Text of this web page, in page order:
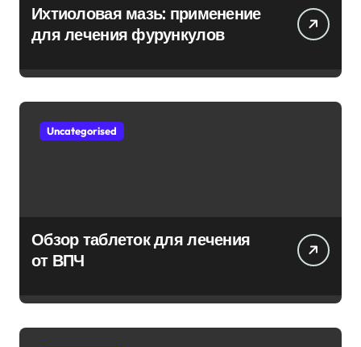
Ихтиоловая мазь: применение
для лечения фурункулов
Uncategorised
Обзор таблеток для лечения
от ВПЧ